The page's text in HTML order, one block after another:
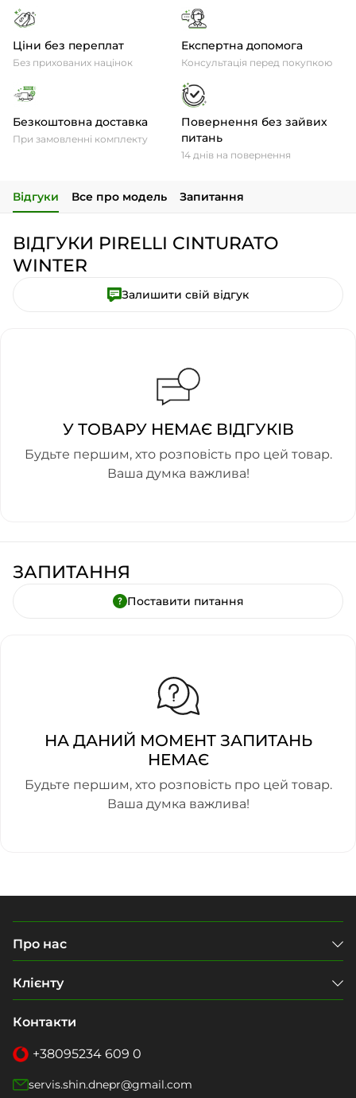
Ціни без переплат
Без прихованих націнок
Експертна допомога
Консультація перед покупкою
Безкоштовна доставка
При замовленні комплекту
Повернення без зайвих
питань
14 днів на повернення
Відгуки Все про модель Запитання
ВІДГУКИ PIRELLI CINTURATO
WINTER
Залишити свій відгук
У ТОВАРУ НЕМАЄ ВІДГУКІВ
Будьте першим, хто розповість про цей товар.
Ваша думка важлива!
ЗАПИТАННЯ
Поставити питання
НА ДАНИЙ МОМЕНТ ЗАПИТАНЬ
НЕМАЄ
Будьте першим, хто розповість про цей товар.
Ваша думка важлива!
Про нас
Клієнту
Контакти
+38095234 609 0
servis.shin.dnepr@gmail.com